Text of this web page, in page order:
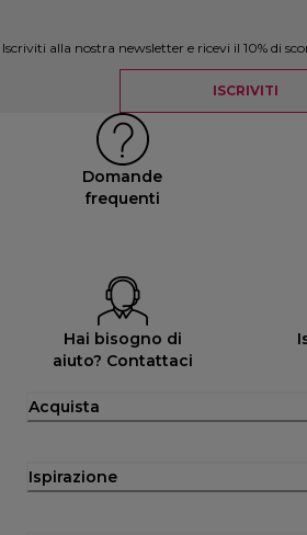
Iscriviti alla nostra newsletter e ricevi il 10% di
ISCRIVITI
Domande
frequenti
Hai bisogno di
aiuto? Contattaci
Acquista
Ispirazione